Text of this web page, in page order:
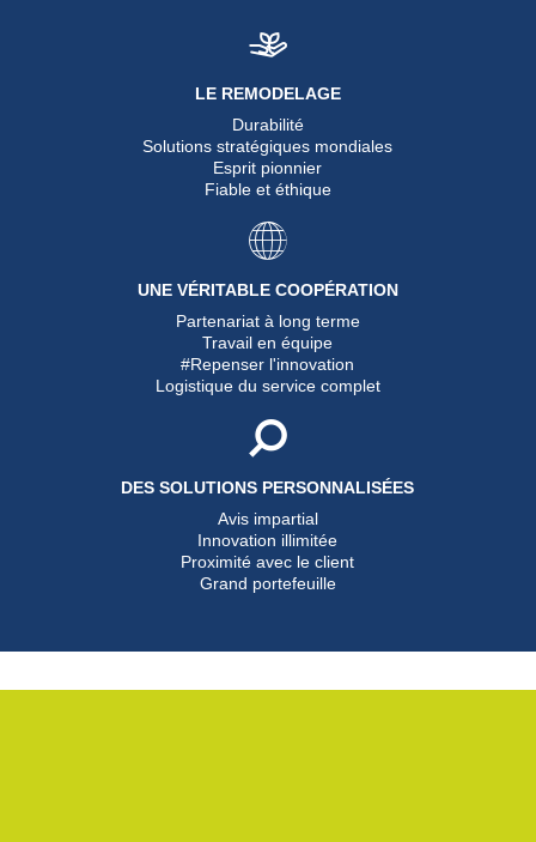
LE REMODELAGE
Durabilité
Solutions stratégiques mondiales
Esprit pionnier
Fiable et éthique
UNE VÉRITABLE COOPÉRATION
Partenariat à long terme
Travail en équipe
#Repenser l'innovation
Logistique du service complet
DES SOLUTIONS PERSONNALISÉES
Avis impartial
Innovation illimitée
Proximité avec le client
Grand portefeuille